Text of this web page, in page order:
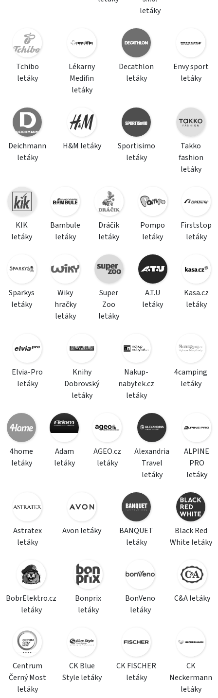
letáky
Tchibo
letáky
Lékarny
Medifin
letáky
Decathlon
letáky
Envy sport
letáky
Deichmann
letáky
H&M letáky
Sportisimo
letáky
Takko
fashion
letáky
KIK
letáky
Bambule
letáky
Dráčik
letáky
Pompo
letáky
Firststop
letáky
Sparkys
letáky
Wiky
hračky
letáky
Super
Zoo
letáky
A.T.U
letáky
Kasa.cz
letáky
Elvia-Pro
letáky
Knihy
Dobrovský
letáky
Nakup-
nabytek.cz
letáky
4camping
letáky
4home
letáky
Adam
letáky
AGEO.cz
letáky
Alexandria
Travel
letáky
ALPINE
PRO
letáky
Astratex
letáky
Avon letáky
BANQUET
letáky
Black Red
White letáky
BobrElektro.cz
letáky
Bonprix
letáky
BonVeno
letáky
C&A letáky
Centrum
Černý Most
letáky
CK Blue
Style letáky
CK FISCHER
letáky
CK
Neckermann
letáky